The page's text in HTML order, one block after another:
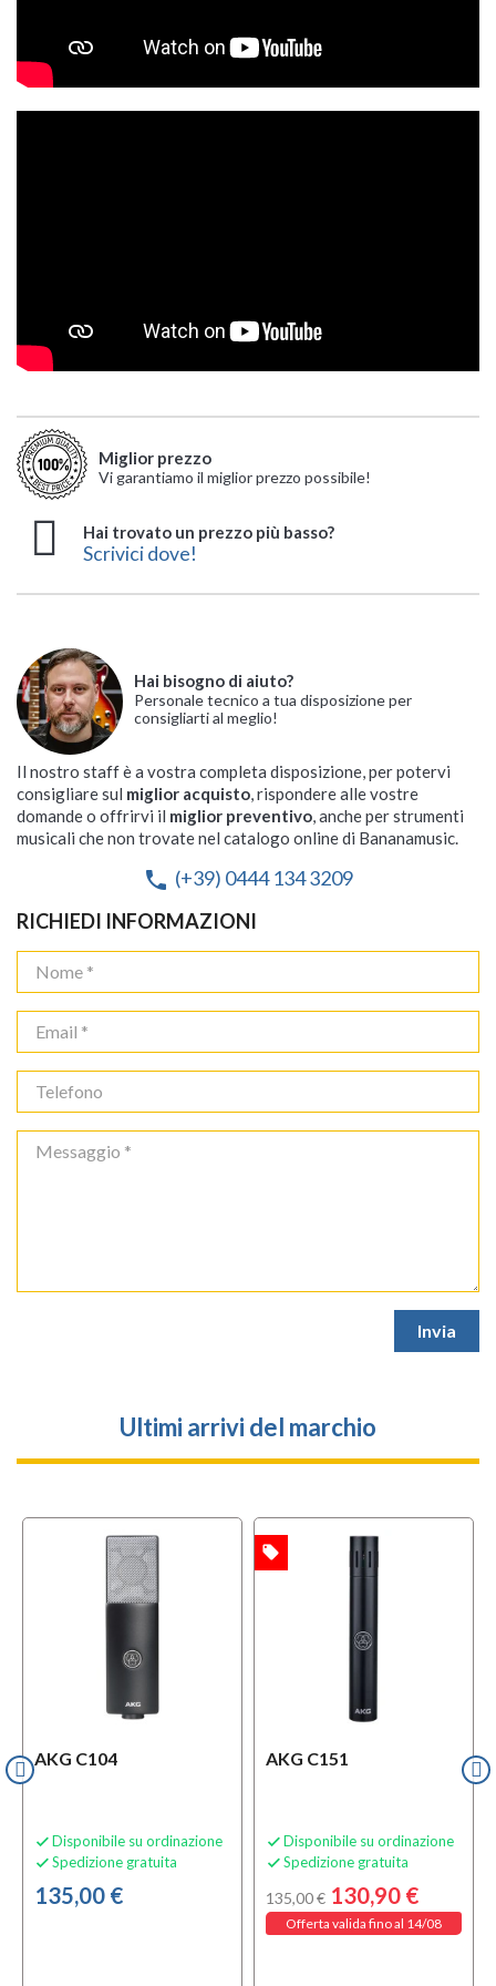
Miglior prezzo
Vi garantiamo il miglior prezzo possibile!
Hai trovato un prezzo più basso?
Scrivici dove!
Hai bisogno di aiuto?
Personale tecnico a tua disposizione per
consigliarti al meglio!
Il nostro staff è a vostra completa disposizione, per potervi
consigliare sul miglior acquisto, rispondere alle vostre
domande o offrirvi il miglior preventivo, anche per strumenti
musicali che non trovate nel catalogo online di Bananamusic.
phone (+39) 0444 134 3209
RICHIEDI INFORMAZIONI
Ultimi arrivi del marchio
AKG C104
 Disponibile su ordinazione
 Spedizione gratuita
135,00 €
AKG C151
 Disponibile su ordinazione
 Spedizione gratuita
135,00 € 130,90 €
Offerta valida fino al 14/08
local_offer